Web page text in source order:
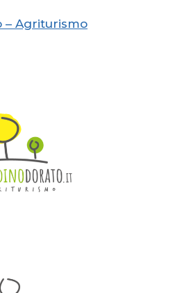
– Agriturismo